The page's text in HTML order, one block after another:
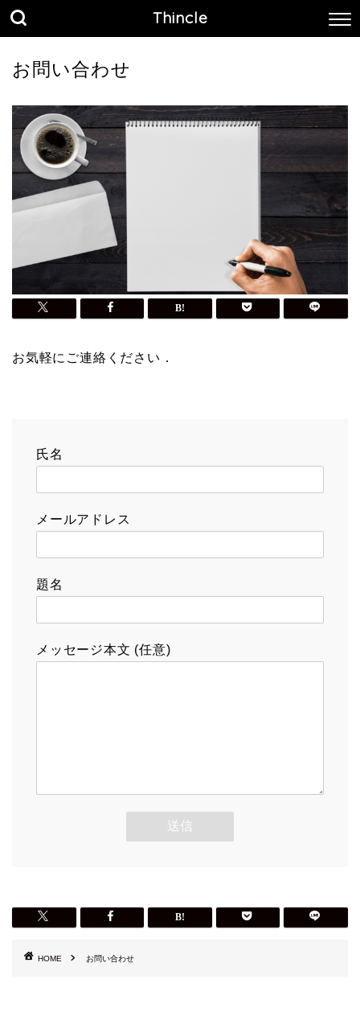
Thincle
お問い合わせ
お気軽にご連絡ください．
氏名
メールアドレス
題名
メッセージ本文 (任意)
HOME お問い合わせ